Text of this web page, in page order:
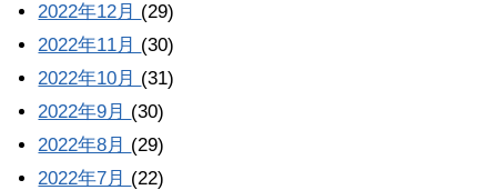
2022年12月 (29)
2022年11月 (30)
2022年10月 (31)
2022年9月 (30)
2022年8月 (29)
2022年7月 (22)